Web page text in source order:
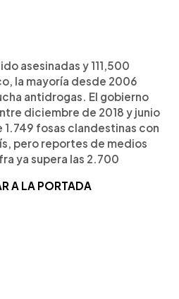
asesinadas y 111,500
la mayoría desde 2006
antidrogas. El gobierno
diciembre de 2018 y junio
1.749 fosas clandestinas con
pero reportes de medios
ya supera las 2.700
A LA PORTADA